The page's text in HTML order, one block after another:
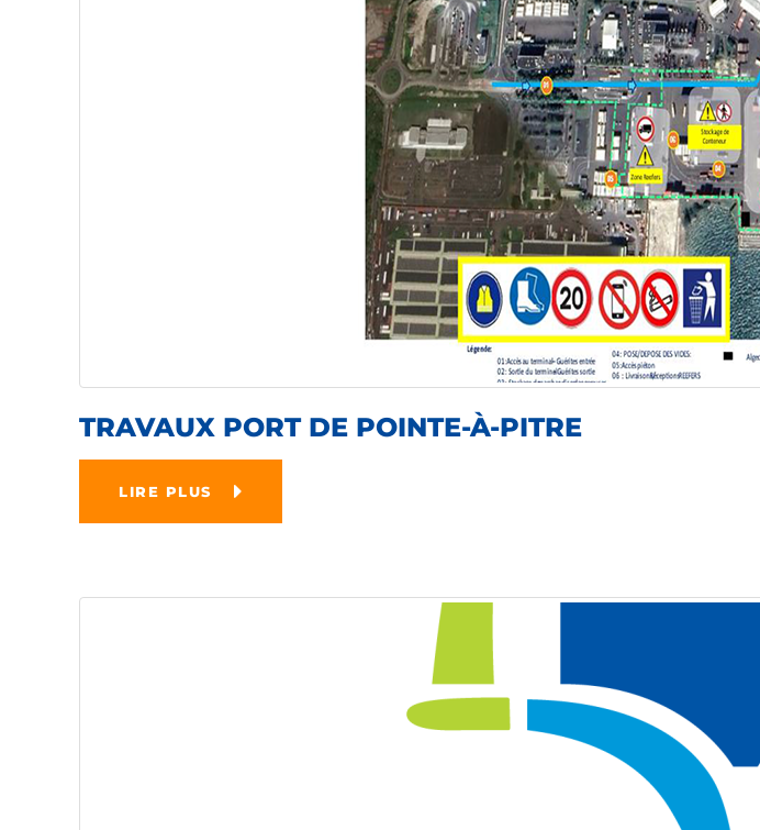
TRAVAUX PORT DE POINTE-À-PITRE
LIRE PLUS